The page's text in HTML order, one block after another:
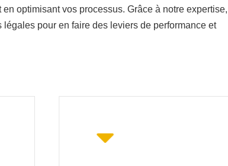
optimisant vos processus. Grâce à notre expertise,
pour en faire des leviers de performance et